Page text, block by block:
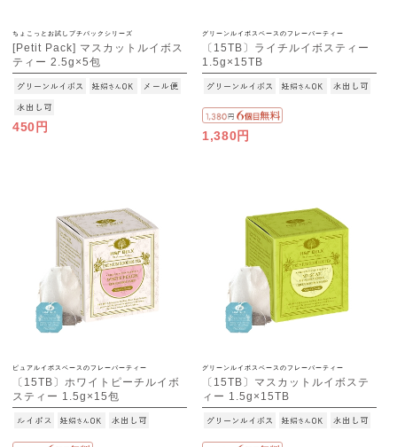
ちょこっとお試しプチパックシリーズ
[Petit Pack] マスカットルイボス
ティー 2.5g×5包
[M便 1/10]
450円
グリーンルイボスベースのフレーバーティー
〔15TB〕ライチルイボスティー
1.5g×15TB
1,380円
ピュアルイボスベースのフレーバーティー
〔15TB〕ホワイトピーチルイボ
スティー 1.5g×15包
グリーンルイボスベースのフレーバーティー
〔15TB〕マスカットルイボステ
ィー 1.5g×15TB